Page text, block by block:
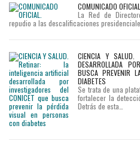
COMUNICADO
La Red de
repudio a las descalificaciones
CIENCIA Y SALUD.
DESARROLLADA
BUSCA PREVENIR
DIABETES
Se trata de una
fortalecer la
Detrás de esta…